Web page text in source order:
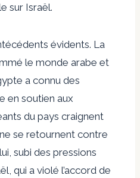
sur Israël.
évidents. La
le monde arabe et
a connu des
en soutien aux
du pays craignent
se retournent contre
subi des pressions
qui a violé l’accord de